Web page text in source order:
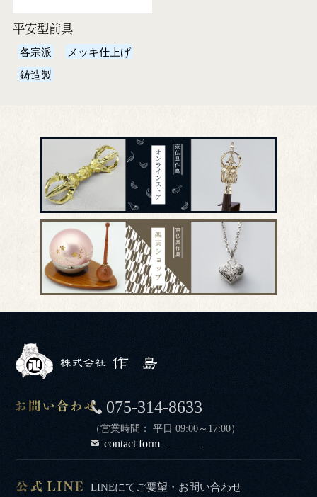
平安型前具
各宗派
メッキ仕上げ
鋳造製
075-314-8633
（営業時間： 平日 09:00～17:00）
contact form
LINEにてご要望・お問い合わせ